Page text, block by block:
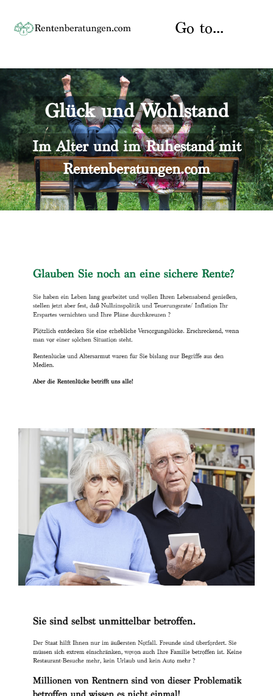
content
Go to...
Startseite
Rente
Rentenberater
Rentenversicherung
Versicherungsberatung
Über uns
Kontakt
Glück und Wohlstand
Im Alter und im Ruhestand mit
Rentenberatungen.com